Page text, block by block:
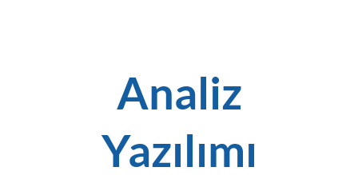
Analiz
Yazılımı